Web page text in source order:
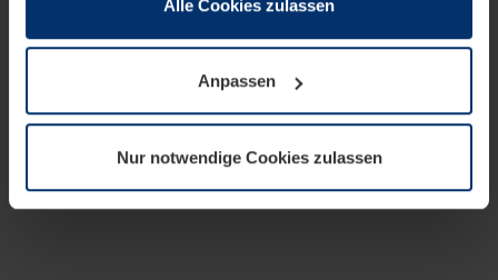
wenn diese für den Betrieb dieser Seite unbedingt
notwendig sind. Für alle anderen Cookie-Typen benötigen
wir Ihre Erlaubnis. Ihre Einwilligung können Sie jederzeit
Datenschutzerklärungunserer Website ändern oder
widerrufen.
Alle Cookies zulassen
Anpassen
Nur notwendige Cookies zulassen